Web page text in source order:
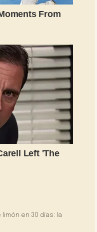
en 30 días: la